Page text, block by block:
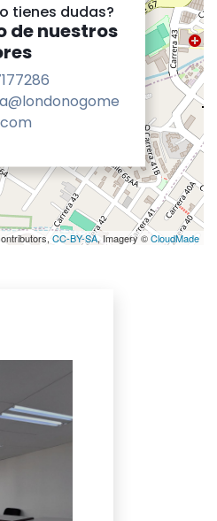
CC-BY-SA, Imagery ©CloudMade
tienes dudas?
de nuestros